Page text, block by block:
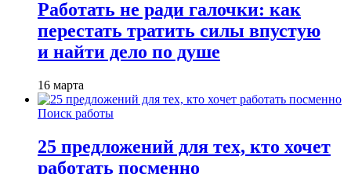
Работать не ради галочки: как
перестать тратить силы впустую
и найти дело по душе
16 марта
Поиск работы
25 предложений для тех, кто хочет
работать посменно